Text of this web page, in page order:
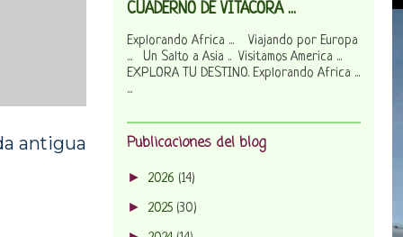
antigua
CUADERNO DE VITÁCORA ...
Explorando Africa ... Viajando por Europa
... Un Salto a Asia .. Visitamos America ...
EXPLORA TU DESTINO. Explorando Africa ...
...
Publicaciones del blog
► 2026 (14)
► 2025 (30)